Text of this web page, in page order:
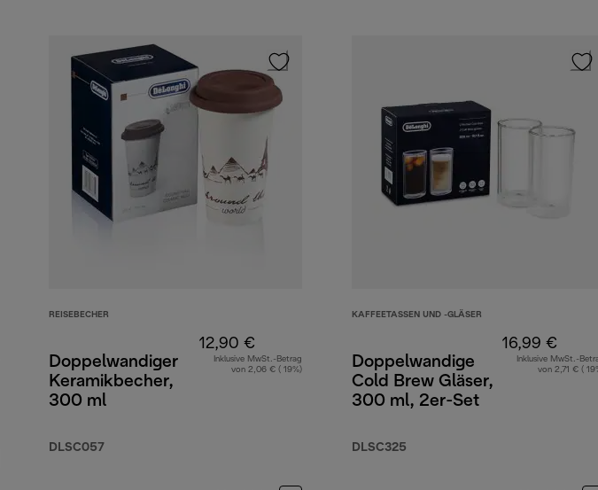
REISEBECHER
Doppelwandiger
Keramikbecher,
300 ml
DLSC057
12,90 €
Inklusive MwSt.-Betrag
von 2,06 € ( 19%)
KAFFEETASSEN UND -GLÄSER
Doppelwandige
Cold Brew Gläser,
300 ml, 2er-Set
DLSC325
16,99 €
Inklusive MwSt.-
von 2,71 € (